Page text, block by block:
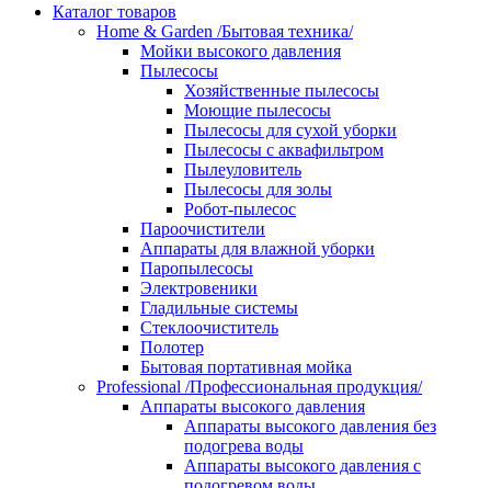
Каталог товаров
Home & Garden /Бытовая техника/
Мойки высокого давления
Пылесосы
Хозяйственные пылесосы
Моющие пылесосы
Пылесосы для сухой уборки
Пылесосы с аквафильтром
Пылеуловитель
Пылесосы для золы
Робот-пылесос
Пароочистители
Аппараты для влажной уборки
Паропылесосы
Электровеники
Гладильные системы
Стеклоочиститель
Полотер
Бытовая портативная мойка
Professional /Профессиональная продукция/
Аппараты высокого давления
Аппараты высокого давления без
подогрева воды
Аппараты высокого давления с